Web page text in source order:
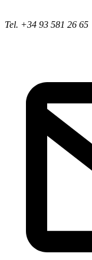
Tel. +34 93 581 26 65